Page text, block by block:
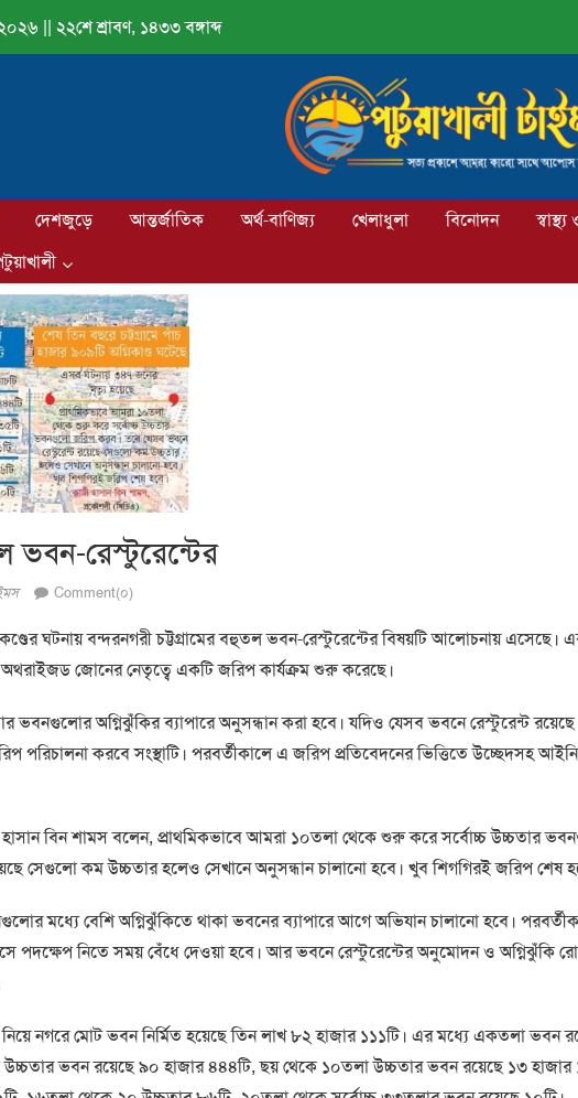
|| ২২শে শ্রাবণ, ১৪৩৩ বঙ্গাব্দ
দেশজুড়ে আন্তর্জাতিক অর্থ-বাণিজ্য খেলাধুলা বিনোদন
রেস্টুরেন্টের
Comment(০)
ঘটনায় বন্দরনগরী চট্টগ্রামের বহুতল ভবন-রেস্টুরেন্টের বিষয়টি আলোচনায় এসেছে।
অথরাইজড জোনের নেতৃত্বে একটি জরিপ কার্যক্রম শুরু করেছে।
ভবনগুলোর অগ্নিঝুঁকির ব্যাপারে অনুসন্ধান করা হবে। যদিও যেসব ভবনে রেস্টুরেন্ট
পরিচালনা করবে সংস্থাটি। পরবর্তীকালে এ জরিপ প্রতিবেদনের ভিত্তিতে উচ্ছেদসহ
হাসান বিন শামস বলেন, প্রাথমিকভাবে আমরা ১০তলা থেকে শুরু করে সর্বোচ্চ উচ্চতার
সেগুলো কম উচ্চতার হলেও সেখানে অনুসন্ধান চালানো হবে। খুব শিগগিরই জরিপ শেষ
মধ্যে বেশি অগ্নিঝুঁকিতে থাকা ভবনের ব্যাপারে আগে অভিযান চালানো হবে।
পদক্ষেপ নিতে সময় বেঁধে দেওয়া হবে। আর ভবনে রেস্টুরেন্টের অনুমোদন ও অগ্নিঝুঁকি
নগরে মোট ভবন নির্মিত হয়েছে তিন লাখ ৮২ হাজার ১১১টি। এর মধ্যে একতলা ভবন
ভবন রয়েছে ৯০ হাজার ৪৪৪টি, ছয় থেকে ১০তলা উচ্চতার ভবন রয়েছে ১৩